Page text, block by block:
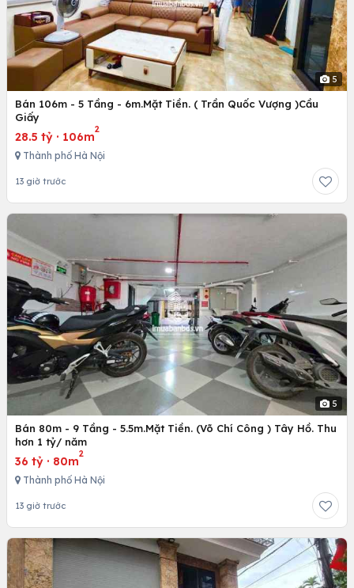
5
Bán 106m - 5 Tầng - 6m.Mặt Tiền. ( Trần Quốc Vượng )Cầu
Giấy
28.5 tỷ · 106m
2
Thành phố Hà Nội
13 giờ trước
5
Bán 80m - 9 Tầng - 5.5m.Mặt Tiền. (Võ Chí Công ) Tây Hồ. Thu
hơn 1 tỷ/ năm
36 tỷ · 80m
2
Thành phố Hà Nội
13 giờ trước